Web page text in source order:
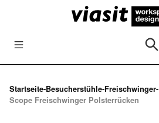
Zum Hauptinhalt springen
Startseite-Besucherstühle-Freischwinger-
Scope Freischwinger Polsterrücken